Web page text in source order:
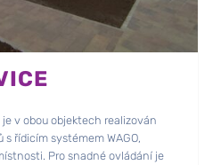
v obou objektech realizován
řídicím systémem WAGO,
Pro snadné ovládání je